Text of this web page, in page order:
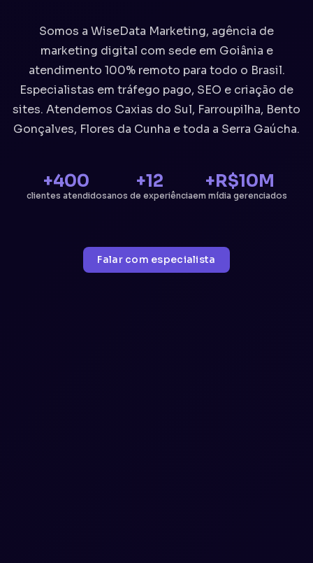
Somos a WiseData Marketing, agência de
marketing digital com sede em Goiânia e
atendimento 100% remoto para todo o Brasil.
Especialistas em tráfego pago, SEO e criação de
sites. Atendemos Caxias do Sul, Farroupilha, Bento
Gonçalves, Flores da Cunha e toda a Serra Gaúcha.
+400
clientes atendidos
+12
anos de experiência
+R$10M
em mídia gerenciados
Falar com especialista